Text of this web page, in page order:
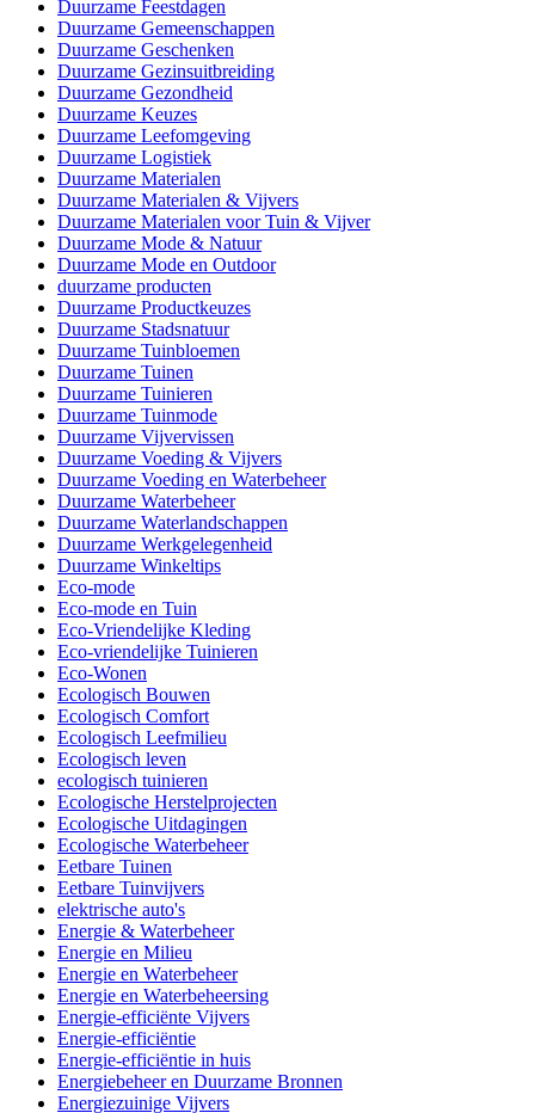
Duurzame Feestdagen
Duurzame Gemeenschappen
Duurzame Geschenken
Duurzame Gezinsuitbreiding
Duurzame Gezondheid
Duurzame Keuzes
Duurzame Leefomgeving
Duurzame Logistiek
Duurzame Materialen
Duurzame Materialen & Vijvers
Duurzame Materialen voor Tuin & Vijver
Duurzame Mode & Natuur
Duurzame Mode en Outdoor
duurzame producten
Duurzame Productkeuzes
Duurzame Stadsnatuur
Duurzame Tuinbloemen
Duurzame Tuinen
Duurzame Tuinieren
Duurzame Tuinmode
Duurzame Vijvervissen
Duurzame Voeding & Vijvers
Duurzame Voeding en Waterbeheer
Duurzame Waterbeheer
Duurzame Waterlandschappen
Duurzame Werkgelegenheid
Duurzame Winkeltips
Eco-mode
Eco-mode en Tuin
Eco-Vriendelijke Kleding
Eco-vriendelijke Tuinieren
Eco-Wonen
Ecologisch Bouwen
Ecologisch Comfort
Ecologisch Leefmilieu
Ecologisch leven
ecologisch tuinieren
Ecologische Herstelprojecten
Ecologische Uitdagingen
Ecologische Waterbeheer
Eetbare Tuinen
Eetbare Tuinvijvers
elektrische auto's
Energie & Waterbeheer
Energie en Milieu
Energie en Waterbeheer
Energie en Waterbeheersing
Energie-efficiënte Vijvers
Energie-efficiëntie
Energie-efficiëntie in huis
Energiebeheer en Duurzame Bronnen
Energiezuinige Vijvers